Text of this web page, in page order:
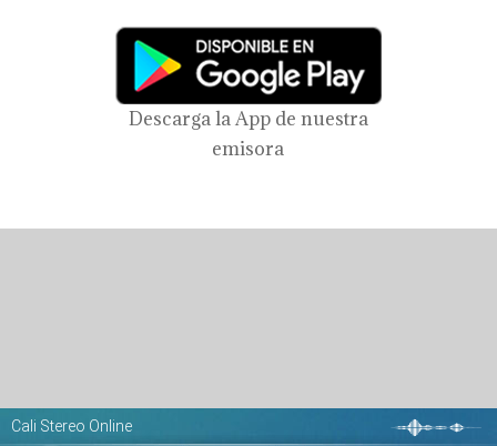
Descarga la App de nuestra
emisora